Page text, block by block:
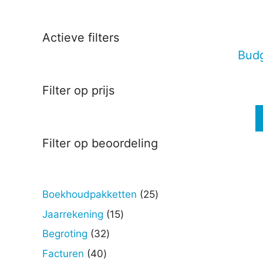
Actieve filters
Filter op prijs
Filter op beoordeling
Boekhoudpakketten 2525
Jaarrekening 1515
Begroting 3232
Facturen 4040